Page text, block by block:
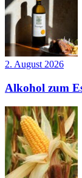
2. August 2026
Alkohol zum